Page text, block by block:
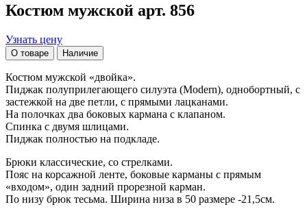
Костюм мужской арт. 856
Узнать цену
О товаре Наличие
Костюм мужской «двойка».
Пиджак полуприлегающего силуэта (Modern), однобортный, с
застежкой на две петли, с прямыми лацканами.
На полочках два боковых кармана с клапаном.
Спинка с двумя шлицами.
Пиджак полностью на подкладе.
Брюки классические, со стрелками.
Пояс на корсажной ленте, боковые карманы с прямым
«входом», один задний прорезной карман.
По низу брюк тесьма. Ширина низа в 50 размере -21,5см.